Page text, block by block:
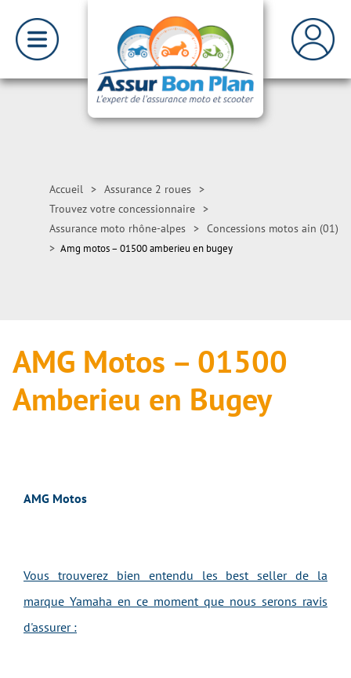
Accueil > Assurance 2 roues >
Trouvez votre concessionnaire >
Assurance moto rhône-alpes > Concessions motos ain (01)
> Amg motos – 01500 amberieu en bugey
AMG Motos – 01500
Amberieu en Bugey
AMG Motos
Vous trouverez bien entendu les best seller de la
marque Yamaha en ce moment que nous serons ravis
d'assurer :